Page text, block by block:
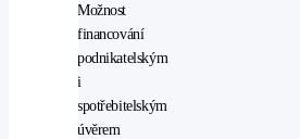
Možnost
financování
podnikatelským
i
spotřebitelským
úvěrem